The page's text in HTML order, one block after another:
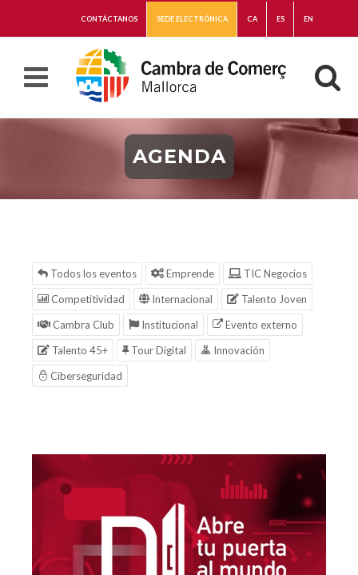
CONTÁCTANOS SEDE ELECTRÓNICA CA ES EN
AGENDA
Todos los eventos Emprende
TIC Negocios
Competitividad
Internacional
Talento Joven
Cambra Club
Institucional
Evento externo
Talento 45+
Tour Digital
Innovación
Ciberseguridad